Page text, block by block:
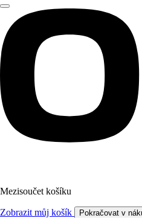
Mezisoučet košíku
Zobrazit můj košík Pokračovat v